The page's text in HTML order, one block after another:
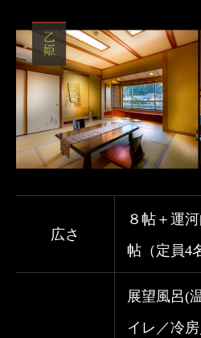
広さ
８帖＋運
帖（定員4
展望風呂(
イレ／冷